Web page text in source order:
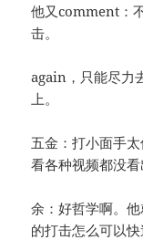
他又comment：
击。
again，只能尽力
上。
五金：打小面手
看各种视频都没
余：好哲学啊。
的打击怎么可以快